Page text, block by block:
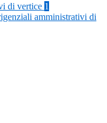
di vertice 1
amministrativi di